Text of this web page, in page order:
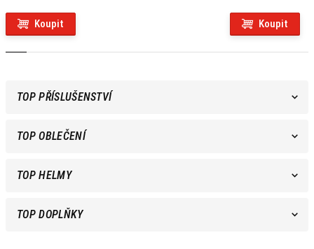
Koupit Koupit
TOP PŘÍSLUŠENSTVÍ
TOP OBLEČENÍ
TOP HELMY
TOP DOPLŇKY